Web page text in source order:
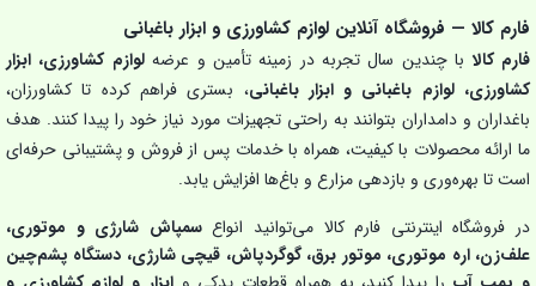
فارم کالا — فروشگاه آنلاین لوازم کشاورزی و ابزار باغبانی
فارم کالا با چندین سال تجربه در زمینه تأمین و عرضهلوازم کشاورزی، ابزار
کشاورزی، لوازم باغبانی و ابزار باغبانی، بستری فراهم کرده تا کشاورزان،
باغداران و دامداران بتوانند به راحتی تجهیزات مورد نیاز خود را پیدا کنند. هدف
ما ارائه محصولات با کیفیت، همراه با خدمات پس از فروش و پشتیبانی حرفه‌ای
است تا بهره‌وری و بازدهی مزارع و باغ‌ها افزایش یابد.
در فروشگاه اینترنتی فارم کالا می‌توانید انواعسمپاش شارژی و موتوری،
علف‌زن، اره موتوری، موتور برق، گوگردپاش، قیچی شارژی، دستگاه پشم‌چین